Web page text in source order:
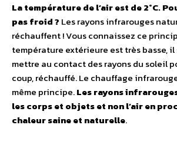
La température de l’air est de 2°C.
pas froid ? Les rayons infrarouges
réchauffent ! Vous connaissez ce
température extérieure est très basse,
mettre au contact des rayons du soleil
coup, réchauffé. Le chauffage
même principe.Les rayons
les corps et objets et non l’air en
chaleur saine et naturelle.